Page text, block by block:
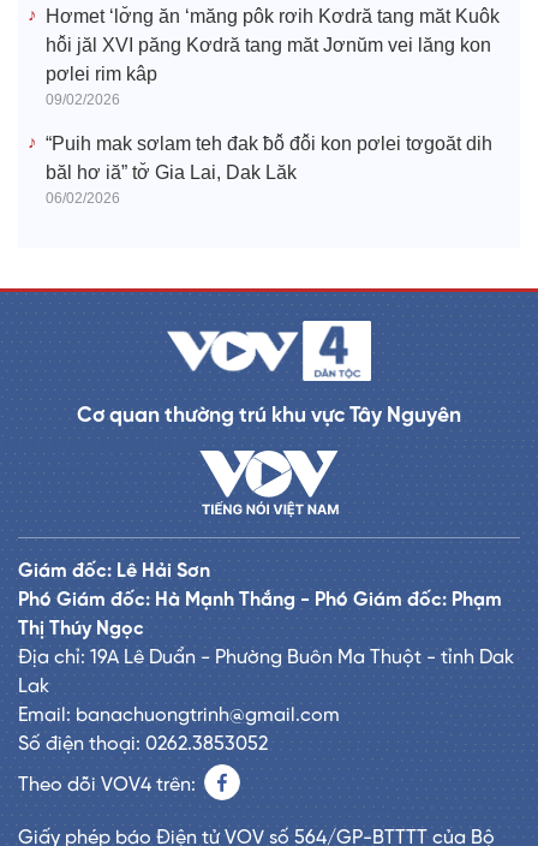
Hơmet ‘lơ̆ng ăn ‘măng pôk rơih Kơdră tang măt Kuôk
hô̆i jăl XVI păng Kơdră tang măt Jơnŭm vei lăng kon
pơlei rim kâp
09/02/2026
“Puih mak sơlam teh đak ƀô̆ đô̆i kon pơlei tơgoăt dih
băl hơ iă” tơ̆ Gia Lai, Dak Lăk
06/02/2026
Cơ quan thường trú khu vực Tây Nguyên
Giám đốc: Lê Hải Sơn
Phó Giám đốc: Hà Mạnh Thắng - Phó Giám đốc: Phạm
Thị Thúy Ngọc
Địa chỉ: 19A Lê Duẩn - Phường Buôn Ma Thuột - tỉnh Dak
Lak
Email: banachuongtrinh@gmail.com
Số điện thoại: 0262.3853052
Theo dõi VOV4 trên:
Giấy phép báo Điện tử VOV số 564/GP-BTTTT của Bộ